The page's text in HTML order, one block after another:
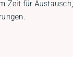
Zeit für